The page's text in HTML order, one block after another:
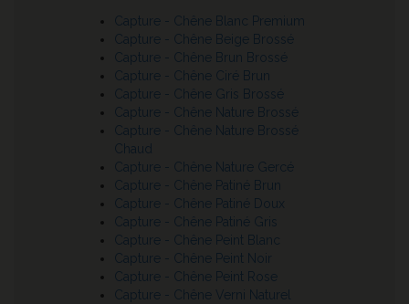
Capture - Chêne Blanc Premium
Capture - Chêne Beige Brossé
Capture - Chêne Brun Brossé
Capture - Chêne Ciré Brun
Capture - Chêne Gris Brossé
Capture - Chêne Nature Brossé
Capture - Chêne Nature Brossé
Chaud
Capture - Chêne Nature Gercé
Capture - Chêne Patiné Brun
Capture - Chêne Patiné Doux
Capture - Chêne Patiné Gris
Capture - Chêne Peint Blanc
Capture - Chêne Peint Noir
Capture - Chêne Peint Rose
Capture - Chêne Verni Naturel